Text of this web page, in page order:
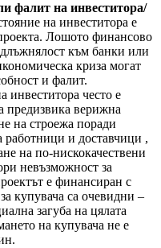
фалит на инвеститора/
на инвеститора е
Лошото финансово
към банки или
криза могат
и фалит.
инвеститора често е
предизвика верижна
на строежа поради
и доставчици ,
на по-нискокачествени
невъзможност за
е финансиран с
купувача са очевидни –
загуба на цялата
на купувача не е